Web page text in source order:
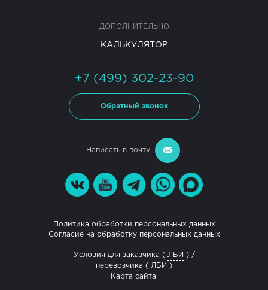
ДОПОЛНИТЕЛЬНО
КАЛЬКУЛЯТОР
+7 (499) 302-23-90
Обратный звонок
Написать в почту
Политика обработки персональных данных
Согласие на обработку персональных данных
Условия для заказчика ( ЛБИ
) /
перевозчика ( ЛБИ
)
Карта сайта.